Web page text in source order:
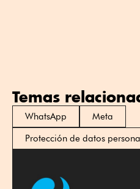
Temas
WhatsApp
Meta
Protección de datos